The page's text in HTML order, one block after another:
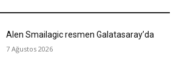
Alen Smailagic resmen Galatasaray’da
7 Ağustos 2026